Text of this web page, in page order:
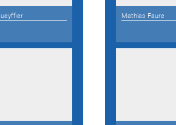
Mathias Faure